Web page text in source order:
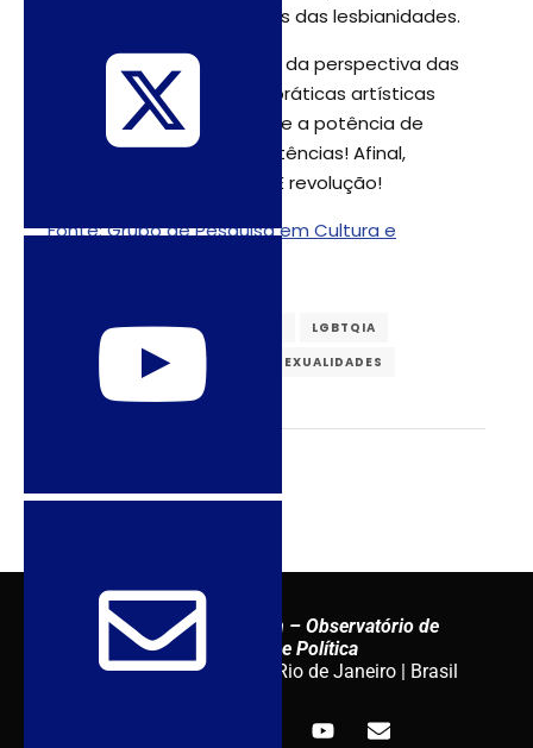
invisibiliza nuances próprias das lesbianidades.
Queremos pensar, a partir da perspectiva das
lesbianidades, escritos e práticas artísticas
feministas, refletindo sobre a potência de
nossas existências e resistências! Afinal,
Sapatão não é bagunça! É revolução!
Fonte: Grupo de Pesquisa em Cultura e
DIREITOS SEXUAIS
LGBTQIA
RACISMO SEXUALIDADES
Sexuality Policy Watch – Observatório de
Sexualidade e Política
admin@sxpolitics.org / Rio de Janeiro | Brasil